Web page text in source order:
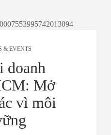
& EVENTS
doanh
Mở
vì môi